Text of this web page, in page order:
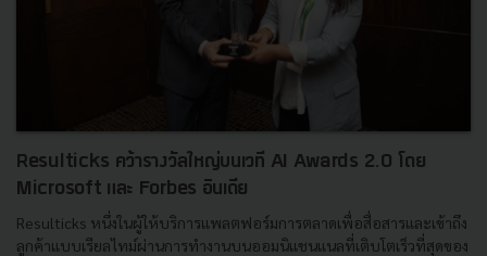
Resulticks คว้ารางวัลใหญ่บนเวที AI Awards 2.0 โดย
Microsoft และ Forbes อินเดีย
Resulticks หนึ่งในผู้ให้บริการแพลตฟอร์มการตลาดเพื่อสื่อสารและเข้าถึง
ลูกค้าแบบเรียลไทม์ผ่านการทำงานบนออมนิแชนแนลที่เติบโตเร็วที่สุดของ